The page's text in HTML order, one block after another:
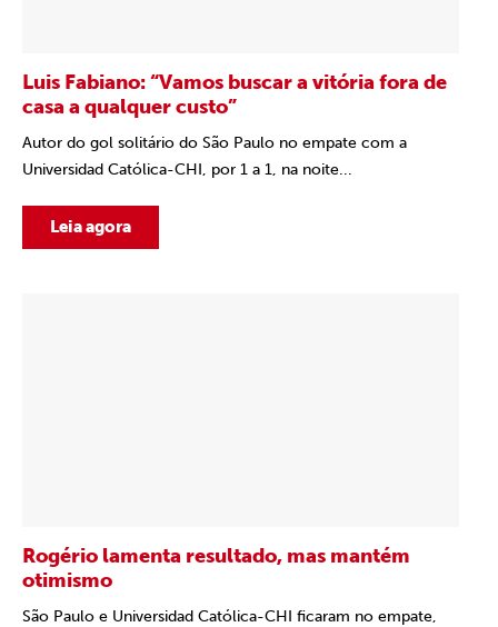
Luis Fabiano: “Vamos buscar a vitória fora de
casa a qualquer custo”
Autor do gol solitário do São Paulo no empate com a
Universidad Católica-CHI, por 1 a 1, na noite...
Leia agora
Rogério lamenta resultado, mas mantém
otimismo
São Paulo e Universidad Católica-CHI ficaram no empate,